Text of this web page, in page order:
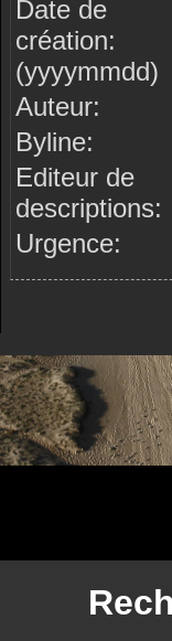
Date de
création:
(yyyymmdd)
Auteur:
Byline:
Editeur de
descriptions:
Urgence: